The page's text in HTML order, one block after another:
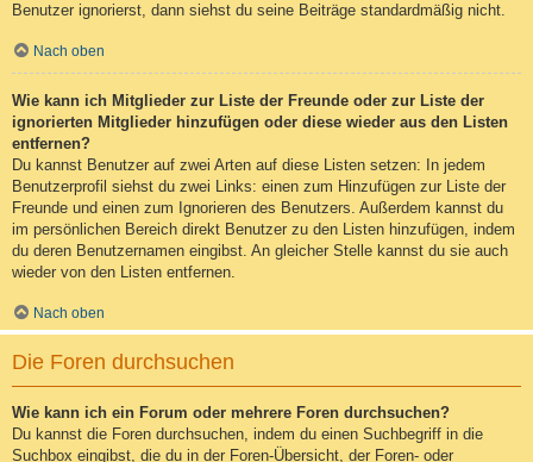
Benutzer ignorierst, dann siehst du seine Beiträge standardmäßig nicht.
Nach oben
Wie kann ich Mitglieder zur Liste der Freunde oder zur Liste der
ignorierten Mitglieder hinzufügen oder diese wieder aus den Listen
entfernen?
Du kannst Benutzer auf zwei Arten auf diese Listen setzen: In jedem
Benutzerprofil siehst du zwei Links: einen zum Hinzufügen zur Liste der
Freunde und einen zum Ignorieren des Benutzers. Außerdem kannst du
im persönlichen Bereich direkt Benutzer zu den Listen hinzufügen, indem
du deren Benutzernamen eingibst. An gleicher Stelle kannst du sie auch
wieder von den Listen entfernen.
Nach oben
Die Foren durchsuchen
Wie kann ich ein Forum oder mehrere Foren durchsuchen?
Du kannst die Foren durchsuchen, indem du einen Suchbegriff in die
Suchbox eingibst, die du in der Foren-Übersicht, der Foren- oder